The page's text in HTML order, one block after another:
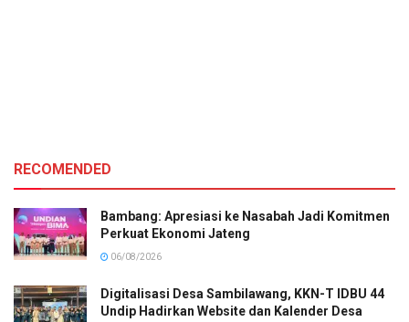
RECOMENDED
Bambang: Apresiasi ke Nasabah Jadi Komitmen
Perkuat Ekonomi Jateng
06/08/2026
Digitalisasi Desa Sambilawang, KKN-T IDBU 44
Undip Hadirkan Website dan Kalender Desa